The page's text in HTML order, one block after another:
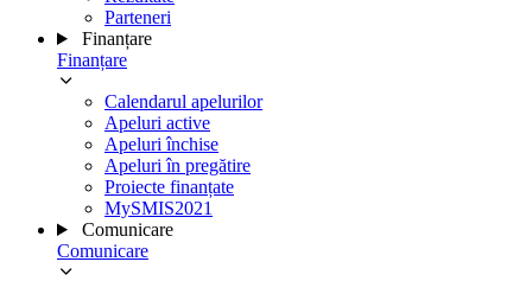
Parteneri
Finanțare
Finanțare
Calendarul apelurilor
Apeluri active
Apeluri închise
Apeluri în pregătire
Proiecte finanțate
MySMIS2021
Comunicare
Comunicare